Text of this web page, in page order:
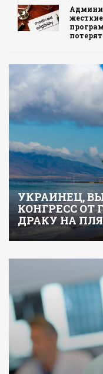
УКРАИНЕЦ,
КОНГРЕСС ОТ
ДРАКУ НА